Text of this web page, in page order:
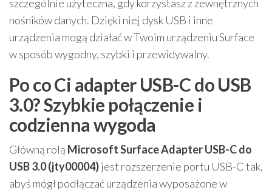
szczególnie użyteczna, gdy korzystasz z zewnętrznych
nośników danych. Dzięki niej dysk USB i inne
urządzenia mogą działać w Twoim urządzeniu Surface
w sposób wygodny, szybki i przewidywalny.
Po co Ci adapter USB-C do USB
3.0? Szybkie połączenie i
codzienna wygoda
Główną rolą Microsoft Surface Adapter USB-C do
USB 3.0 (jty00004)jest rozszerzenie portu USB-C tak,
abyś mógł podłączać urządzenia wyposażone w